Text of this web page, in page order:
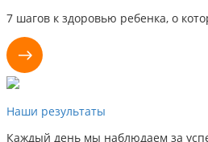
7 шагов к здоровью ребенка, о
Наши результаты
Каждый день мы наблюдаем за